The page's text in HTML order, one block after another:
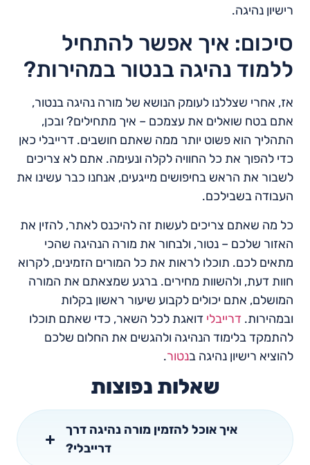
רישיון נהיגה.
סיכום: איך אפשר להתחיל
ללמוד נהיגה בנטור במהירות?
אז, אחרי שצללנו לעומק הנושא של מורה נהיגה בנטור,
אתם בטח שואלים את עצמכם – איך מתחילים? ובכן,
התהליך הוא פשוט יותר ממה שאתם חושבים. דרייבלי כאן
כדי להפוך את כל החוויה לקלה ונעימה. אתם לא צריכים
לשבור את הראש בחיפושים מייגעים, אנחנו כבר עשינו את
העבודה בשבילכם.
כל מה שאתם צריכים לעשות זה להיכנס לאתר, להזין את
האזור שלכם – נטור, ולבחור את מורה הנהיגה שהכי
מתאים לכם. תוכלו לראות את כל המורים הזמינים, לקרוא
חוות דעת, ולהשוות מחירים. ברגע שמצאתם את המורה
המושלם, אתם יכולים לקבוע שיעור ראשון בקלות
ובמהירות. דרייבלי דואגת לכל השאר, כדי שאתם תוכלו
להתמקד בלימוד הנהיגה ולהגשים את החלום שלכם
להוציא רישיון נהיגה בנטור.
שאלות נפוצות
איך אוכל להזמין מורה נהיגה דרך
דרייבלי?